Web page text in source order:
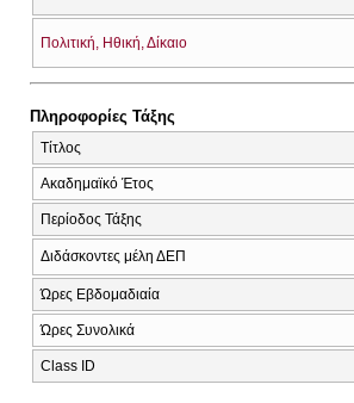
Πολιτική, Ηθική, Δίκαιο
Πληροφορίες Τάξης
Τίτλος
Ακαδημαϊκό Έτος
Περίοδος Τάξης
Διδάσκοντες μέλη ΔΕΠ
Ώρες Εβδομαδιαία
Ώρες Συνολικά
Class ID